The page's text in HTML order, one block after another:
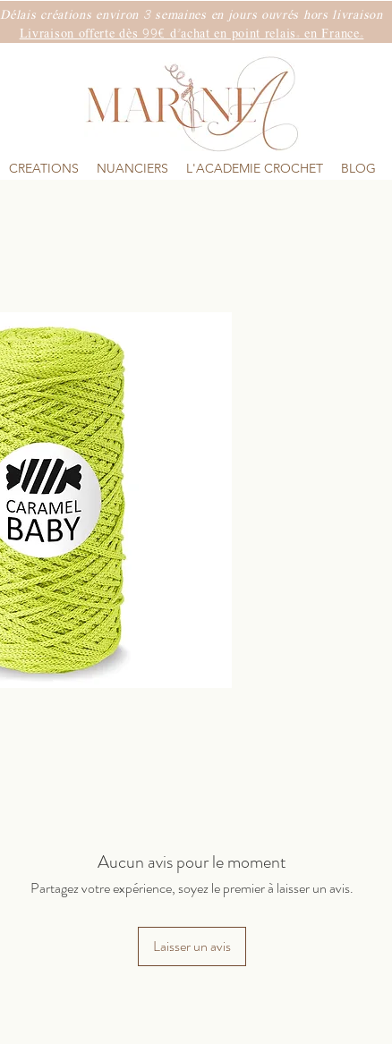
Délais créations environ 3 semaines en jours ouvrés hors livraison
Livraison offerte dès 99€ d'achat en point relais. en France.
CREATIONS NUANCIERS L'ACADEMIE CROCHET BLOG
Aucun avis pour le moment
Partagez votre expérience, soyez le premier à laisser un avis.
Laisser un avis